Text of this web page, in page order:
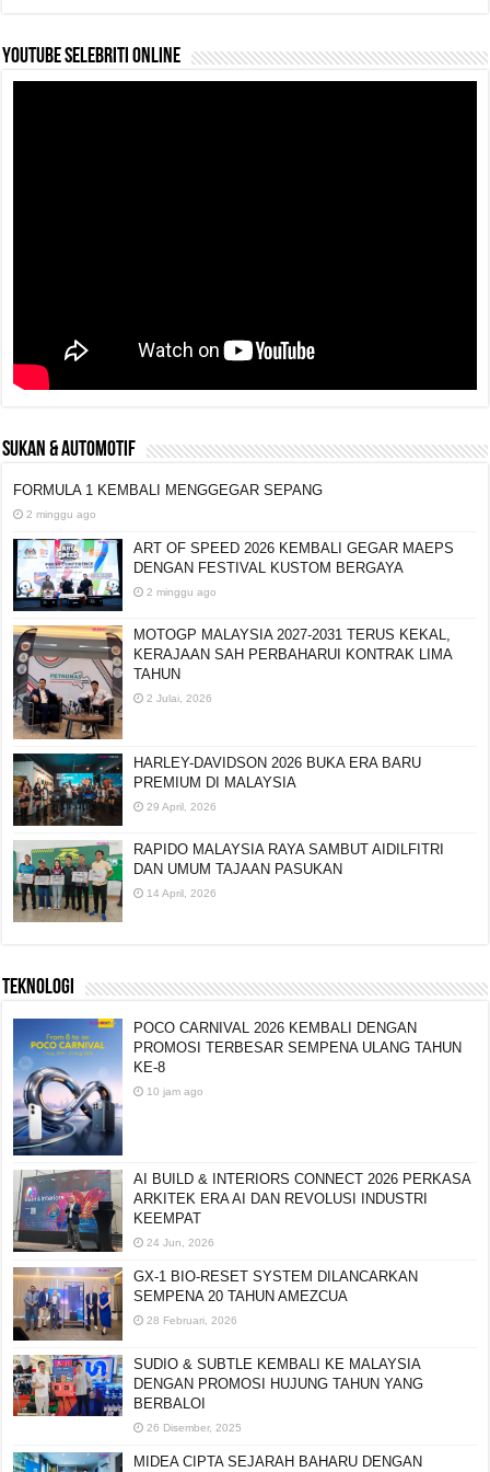
YouTube selebriti online
SUKAN & AUTOMOTIF
FORMULA 1 KEMBALI MENGGEGAR SEPANG
ART OF SPEED 2026 KEMBALI GEGAR MAEPS
DENGAN FESTIVAL KUSTOM BERGAYA
MOTOGP MALAYSIA 2027-2031 TERUS KEKAL,
KERAJAAN SAH PERBAHARUI KONTRAK LIMA
TAHUN
HARLEY-DAVIDSON 2026 BUKA ERA BARU
PREMIUM DI MALAYSIA
RAPIDO MALAYSIA RAYA SAMBUT AIDILFITRI
DAN UMUM TAJAAN PASUKAN
TEKNOLOGI
POCO CARNIVAL 2026 KEMBALI DENGAN
PROMOSI TERBESAR SEMPENA ULANG TAHUN
KE-8
AI BUILD & INTERIORS CONNECT 2026 PERKASA
ARKITEK ERA AI DAN REVOLUSI INDUSTRI
KEEMPAT
24 Jun, 2026
GX-1 BIO-RESET SYSTEM DILANCARKAN
SEMPENA 20 TAHUN AMEZCUA
SUDIO & SUBTLE KEMBALI KE MALAYSIA
DENGAN PROMOSI HUJUNG TAHUN YANG
BERBALOI
26 Disember, 2025